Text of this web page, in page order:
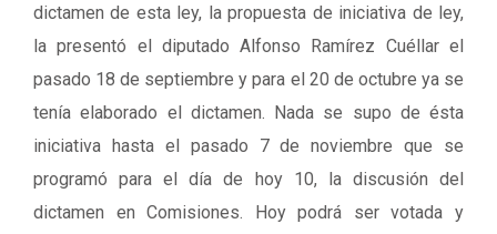
dictamen de esta ley, la propuesta de iniciativa de ley,
la presentó el diputado Alfonso Ramírez Cuéllar el
pasado 18 de septiembre y para el 20 de octubre ya se
tenía elaborado el dictamen. Nada se supo de ésta
iniciativa hasta el pasado 7 de noviembre que se
programó para el día de hoy 10, la discusión del
dictamen en Comisiones. Hoy podrá ser votada y